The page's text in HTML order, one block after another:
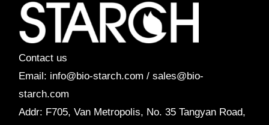
Contact us
Email: info@bio-starch.com / sales@bio-
starch.com
Addr: F705, Van Metropolis, No. 35 Tangyan Road,